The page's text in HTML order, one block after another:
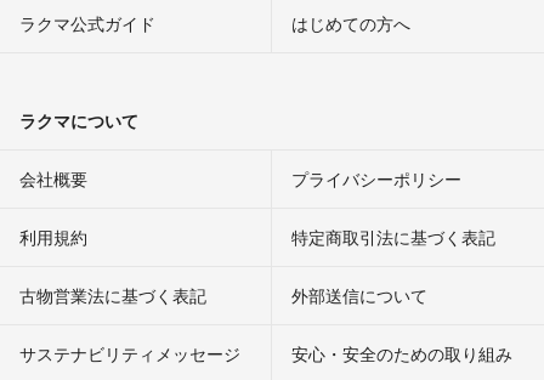
ラクマ公式ガイド はじめての方へ
ラクマについて
会社概要 プライバシーポリシー
利用規約 特定商取引法に基づく表記
古物営業法に基づく表記 外部送信について
サステナビリティメッセージ 安心・安全のための取り組み